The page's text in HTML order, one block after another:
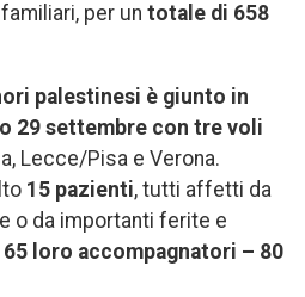
per un totale di 658
palestinesi è giunto in
29 settembre con tre voli
Lecce/Pisa e Verona.
15 pazienti, tutti affetti da
o da importanti ferite e
65 loro accompagnatori – 80